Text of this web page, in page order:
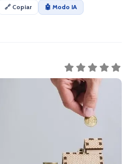
🔗 Copiar
🤖 Modo IA